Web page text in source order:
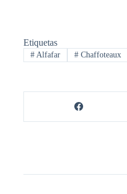
Etiquetas
#Alfafar #Chaffoteaux